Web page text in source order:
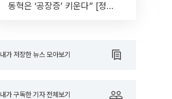
동혁은 ‘공장증’ 키운다” [정치
내가 저장한 뉴스 모아보기
내가 구독한 기자 전체보기